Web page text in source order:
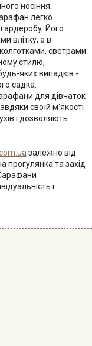
носіння.
легко
Його
влітку, а в
светрами
стилю,
яких випадків -
садка.
для дівчаток
своїй м'якості
і дозволяють
залежно від
прогулянка та захід
і